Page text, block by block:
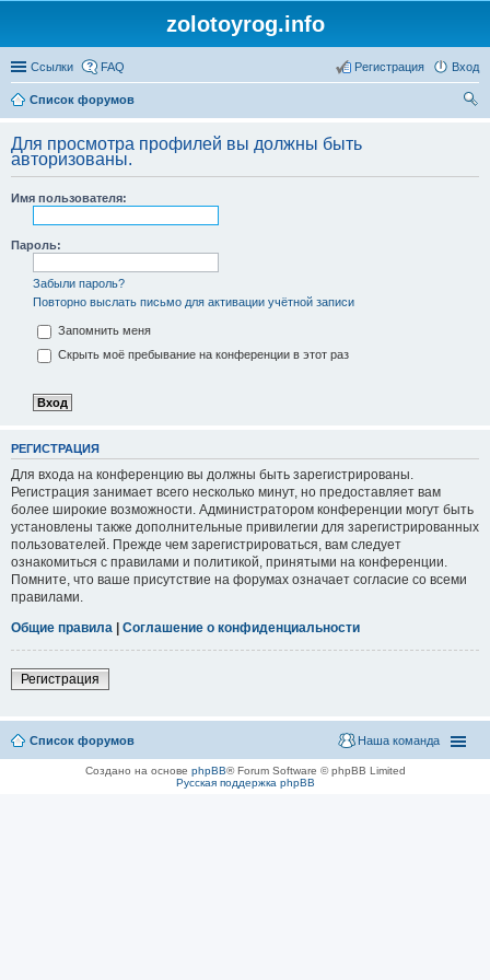
zolotoyrog.info
Ссылки FAQ Вход
Регистрация
Список форумов
Для просмотра профилей вы должны быть
авторизованы.
Имя пользователя:
Пароль:
Забыли пароль?
Повторно выслать письмо для активации учётной записи
Запомнить меня
Скрыть моё пребывание на конференции в этот раз
РЕГИСТРАЦИЯ
Для входа на конференцию вы должны быть зарегистрированы.
Регистрация занимает всего несколько минут, но предоставляет вам
более широкие возможности. Администратором конференции могут быть
установлены также дополнительные привилегии для зарегистрированных
пользователей. Прежде чем зарегистрироваться, вам следует
ознакомиться с правилами и политикой, принятыми на конференции.
Помните, что ваше присутствие на форумах означает согласие со всеми
правилами.
Общие правила | Соглашение о конфиденциальности
Регистрация
Список форумов Наша команда
Создано на основе phpBB® Forum Software © phpBB Limited
Русская поддержка phpBB